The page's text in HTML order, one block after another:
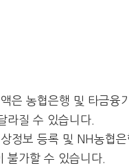
은 농협은행 및 타금융
라질 수 있습니다.
정보 등록 및 NH농협은
불가할 수 있습니다.